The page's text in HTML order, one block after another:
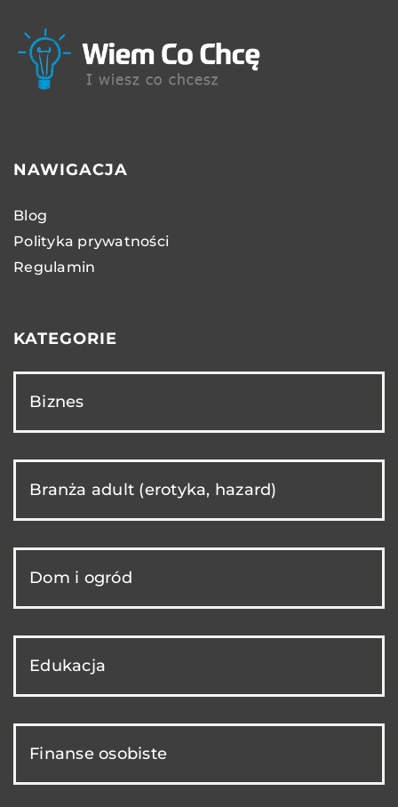
NAWIGACJA
Blog
Polityka prywatności
Regulamin
KATEGORIE
Biznes
Branża adult (erotyka, hazard)
Dom i ogród
Edukacja
Finanse osobiste